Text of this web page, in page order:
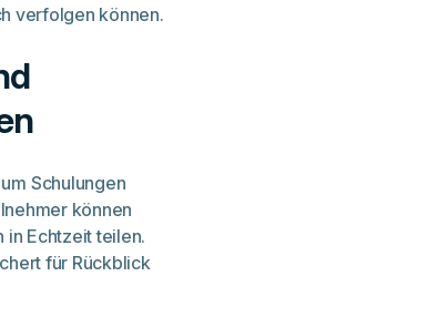
verfolgen können.
Schulungen
können
Echtzeit teilen.
für Rückblick